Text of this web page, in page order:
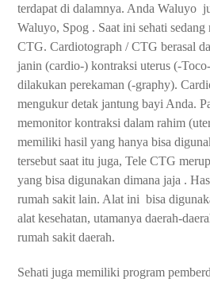
terdapat di dalamnya. Anda Waluyo
Waluyo, Spog . Saat ini sehati sedang
CTG. Cardiotograph / CTG berasal
janin (cardio-) kontraksi uterus (-
dilakukan perekaman (-graphy).
mengukur detak jantung bayi Anda.
memonitor kontraksi dalam rahim
memiliki hasil yang hanya bisa
tersebut saat itu juga, Tele CTG
yang bisa digunakan dimana jaja .
rumah sakit lain. Alat ini bisa
alat kesehatan, utamanya daerah-
rumah sakit daerah.
Sehati juga memiliki program